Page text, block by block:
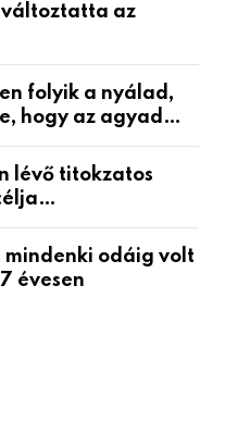
az
folyik a nyálad,
hogy az agyad…
lévő titokzatos
mindenki odáig volt
évesen